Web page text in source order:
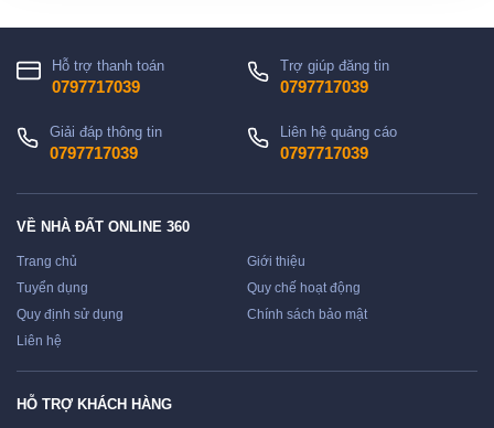
Hỗ trợ thanh toán
0797717039
Trợ giúp đăng tin
0797717039
Giải đáp thông tin
0797717039
Liên hệ quảng cáo
0797717039
VỀ NHÀ ĐẤT ONLINE 360
Trang chủ
Giới thiệu
Tuyển dụng
Quy chế hoạt động
Quy định sử dụng
Chính sách bảo mật
Liên hệ
HỖ TRỢ KHÁCH HÀNG